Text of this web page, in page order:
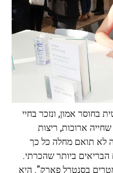
בחוסר אמון, ונזכר בחיי
שחייה ארוכות, ריצות
לא תואם מחלה כל כך
ביותר שהכרתי.
בסנטרל פארק". היא